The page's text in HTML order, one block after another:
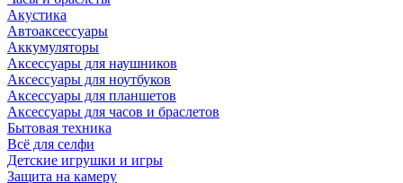
Акустика
Автоаксессуары
Аккумуляторы
Аксессуары для наушников
Аксессуары для ноутбуков
Аксессуары для планшетов
Аксессуары для часов и браслетов
Бытовая техника
Всё для селфи
Детские игрушки и игры
Защита на камеру